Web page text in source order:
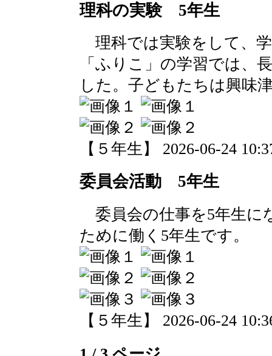
理科の実験 5年生
理科では実験をして、
「ふりこ」の学習では、
した。子どもたちは興味
【５年生】 2026-06-24
委員会活動 5年生
委員会の仕事を5年生に
ために働く5年生です。
【５年生】 2026-06-24